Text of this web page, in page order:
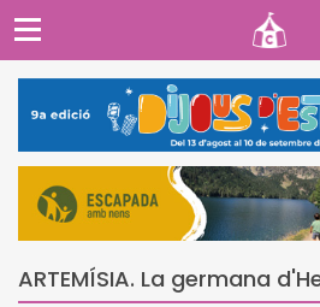
ARTEMÍSIA. La germana